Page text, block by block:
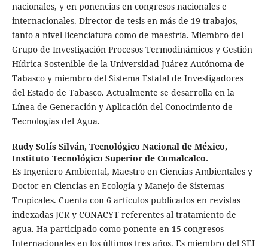
nacionales, y en ponencias en congresos nacionales e
internacionales. Director de tesis en más de 19 trabajos,
tanto a nivel licenciatura como de maestría. Miembro del
Grupo de Investigación Procesos Termodinámicos y Gestión
Hídrica Sostenible de la Universidad Juárez Autónoma de
Tabasco y miembro del Sistema Estatal de Investigadores
del Estado de Tabasco. Actualmente se desarrolla en la
Línea de Generación y Aplicación del Conocimiento de
Tecnologías del Agua.
Rudy Solís Silván, Tecnológico Nacional de México,
Instituto Tecnológico Superior de Comalcalco.
Es Ingeniero Ambiental, Maestro en Ciencias Ambientales y
Doctor en Ciencias en Ecología y Manejo de Sistemas
Tropicales. Cuenta con 6 artículos publicados en revistas
indexadas JCR y CONACYT referentes al tratamiento de
agua. Ha participado como ponente en 15 congresos
Internacionales en los últimos tres años. Es miembro del SEI